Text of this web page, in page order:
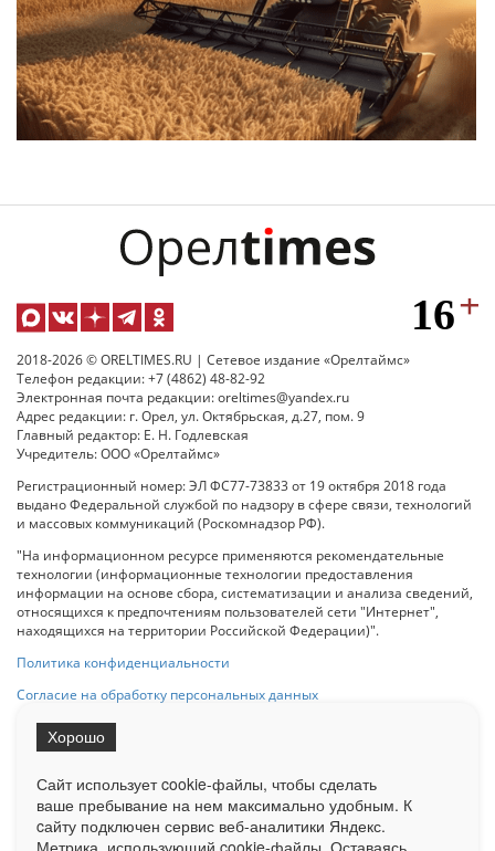
2018-2026 © ORELTIMES.RU | Сетевое издание «Орелтаймс»
Телефон редакции: +7 (4862) 48-82-92
Электронная почта редакции: oreltimes@yandex.ru
Адрес редакции: г. Орел, ул. Октябрьская, д.27, пом. 9
Главный редактор: Е. Н. Годлевская
Учредитель: ООО «Орелтаймс»
Регистрационный номер: ЭЛ ФС77-73833 от 19 октября 2018 года
выдано Федеральной службой по надзору в сфере связи, технологий
и массовых коммуникаций (Роскомнадзор РФ).
"На информационном ресурсе применяются рекомендательные
технологии (информационные технологии предоставления
информации на основе сбора, систематизации и анализа сведений,
относящихся к предпочтениям пользователей сети "Интернет",
находящихся на территории Российской Федерации)".
Политика конфиденциальности
Согласие на обработку персональных данных
на Сетевое издание «ОрелТаймс» обязательна.
Ограниченная статистика посещаемости доступна на сайте
Liveinternet.ru . Подробная статистика для рекламодателей по запросу
Сайт использует cookie-файлы, чтобы сделать
ваше пребывание на нем максимально удобным. К
cайту подключен сервис веб-аналитики Яндекс.
Метрика, использующий cookie-файлы. Оставаясь
Хорошо